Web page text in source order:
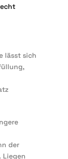
lässt sich
der
Liegen